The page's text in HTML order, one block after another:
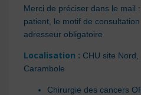
Merci de préciser dans le mail
patient, le motif de
adresseur obligatoire
Localisation : CHU site
Carambole
Chirurgie des cancers